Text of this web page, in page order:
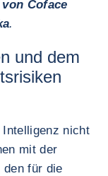
Coface
.
und dem
nicht
mit der
den für die